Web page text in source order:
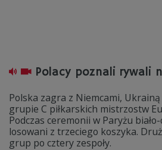
Polacy poznali rywali
Polska zagra z Niemcami,
grupie C piłkarskich mistrzostw
Podczas ceremonii w Paryżu
losowani z trzeciego koszyka.
grup po cztery zespoły.